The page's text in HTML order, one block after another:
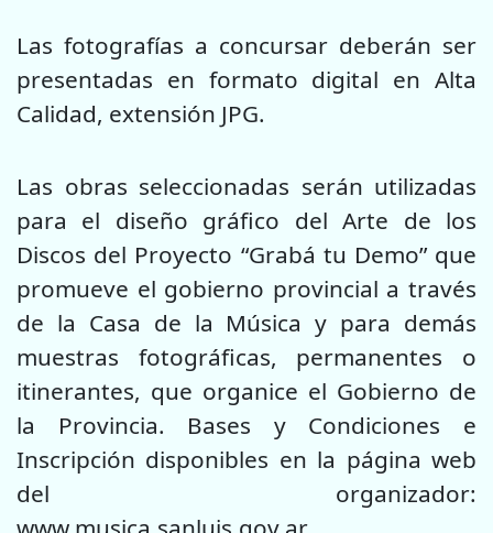
Las fotografías a concursar deberán ser
presentadas en formato digital en Alta
Calidad, extensión JPG.
Las obras seleccionadas serán utilizadas
para el diseño gráfico del Arte de los
Discos del Proyecto “Grabá tu Demo” que
promueve el gobierno provincial a través
de la Casa de la Música y para demás
muestras fotográficas, permanentes o
itinerantes, que organice el Gobierno de
la Provincia. Bases y Condiciones e
Inscripción disponibles en la página web
del organizador: